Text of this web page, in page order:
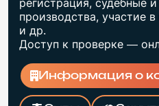
производства, участие
и др.
Доступ к проверке —
Информация о